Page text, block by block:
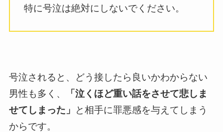
特に号泣は絶対にしないでください。
号泣されると、どう接したら良いかわからない
男性も多く、
「泣くほど重い話をさせて悲しま
せてしまった」
と相手に罪悪感を与えてしまう
からです。